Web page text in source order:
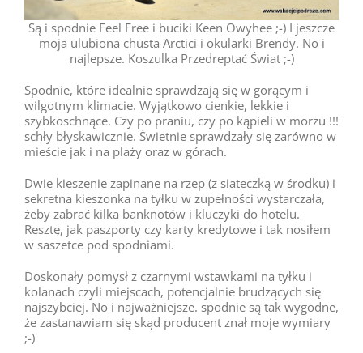
Są i spodnie Feel Free i buciki Keen Owyhee ;-) I jeszcze
moja ulubiona chusta Arctici i okularki Brendy. No i
najlepsze. Koszulka Przedreptać Świat ;-)
Spodnie, które idealnie sprawdzają się w gorącym i
wilgotnym klimacie. Wyjątkowo cienkie, lekkie i
szybkoschnące. Czy po praniu, czy po kąpieli w morzu !!!
schły błyskawicznie. Świetnie sprawdzały się zarówno w
mieście jak i na plaży oraz w górach.
Dwie kieszenie zapinane na rzep (z siateczką w środku) i
sekretna kieszonka na tyłku w zupełności wystarczała,
żeby zabrać kilka banknotów i kluczyki do hotelu.
Resztę, jak paszporty czy karty kredytowe i tak nosiłem
w saszetce pod spodniami.
Doskonały pomysł z czarnymi wstawkami na tyłku i
kolanach czyli miejscach, potencjalnie brudzących się
najszybciej. No i najważniejsze. spodnie są tak wygodne,
że zastanawiam się skąd producent znał moje wymiary
;-)